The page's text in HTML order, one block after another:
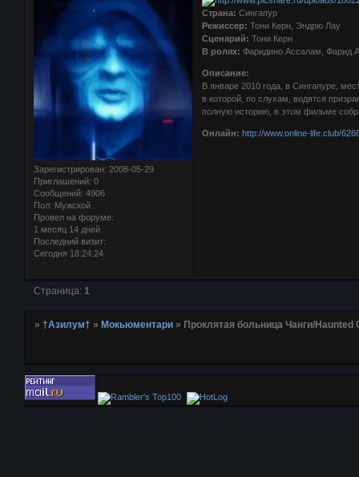
Зарегистрирован: 2008-05-29
Приглашений: 0
Сообщений: 4906
Пол: Мужской
Провел на форуме:
1 месяц 14 дней
Последний визит:
Сегодня 18:24:24
Страна: Сингапур
Режиссер: Тони Керн, Эндрю Лау
Сценарий: Тони Керн
В ролях: Фаридино Ассалам, Фарид
Описание:
В январе 2010 года, в Сингапуре,
в которой, по слухам, водятся
полную историю, в этом фильме
Онлайн: http://www.online-life.club/
Страница: 1
»†Азилум† » Мокьюментари » Проклятая больница Чанги/